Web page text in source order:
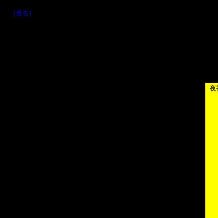
［戻る］
夜